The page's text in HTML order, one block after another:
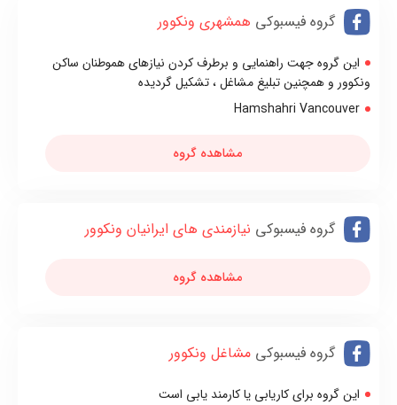
گروه فیسبوکی همشهری ونکوور
این گروه جهت راهنمایی و برطرف کردن نیازهای هموطنان ساکن
ونکوور و همچنین تبلیغ مشاغل ، تشکیل گردیده
Hamshahri Vancouver
مشاهده گروه
گروه فیسبوکی نیازمندی های ایرانیان ونکوور
مشاهده گروه
گروه فیسبوکی مشاغل ونکوور
این گروه برای کاریابی یا کارمند یابی است